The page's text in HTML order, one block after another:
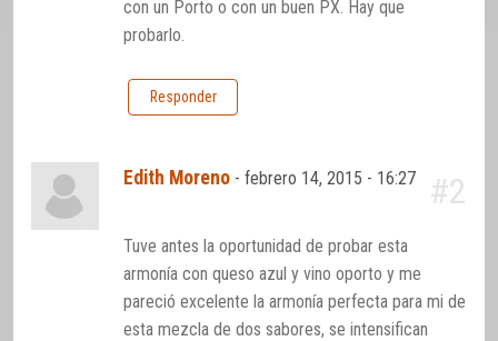
con un Porto o con un buen PX. Hay que
probarlo.
Responder
Edith Moreno -febrero 14, 2015 - 16:27 #2
Tuve antes la oportunidad de probar esta
armonía con queso azul y vino oporto y me
pareció excelente la armonía perfecta para mi de
esta mezcla de dos sabores, se intensifican